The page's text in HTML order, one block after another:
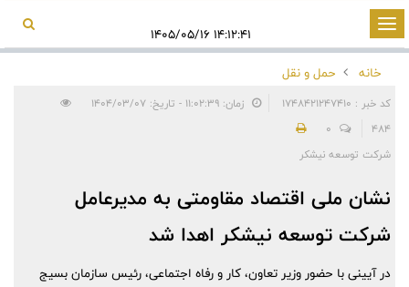
تغییر
وضعیت
ناوبری
خانه
حمل و نقل
کد خبر : 1748421247410
زمان: ۱۱:۰۲:۳۹ - تاریخ: ۱۴۰۴/۰۳/۰۷
484
0
شرکت توسعه نیشکر
نشان ملی اقتصاد مقاومتی به مدیرعامل
شرکت توسعه نیشکر اهدا شد
در آیینی با حضور وزیر تعاون، کار و رفاه اجتماعی، رئیس سازمان بسیج